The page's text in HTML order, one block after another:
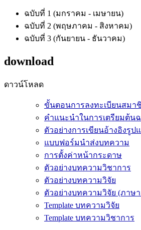
ฉบับที่ 1 (มกราคม - เมษายน)
ฉบับที่ 2 (พฤษภาคม - สิงหาคม)
ฉบับที่ 3 (กันยายน - ธันวาคม)
download
ดาวน์โหลด
ขั้นตอนการลงทะเบียนสมา
คำแนะนำในการเตรียมต้นฉ
ตัวอย่างการเขียนอ้างอิงรูป
แบบฟอร์มนำส่งบทความ
การตั้งค่าหน้ากระดาษ
ตัวอย่างบทความวิชาการ
ตัวอย่างบทความวิจัย
ตัวอย่างบทความวิจัย (ภาษ
Template บทความวิจัย
Template บทความวิชาการ